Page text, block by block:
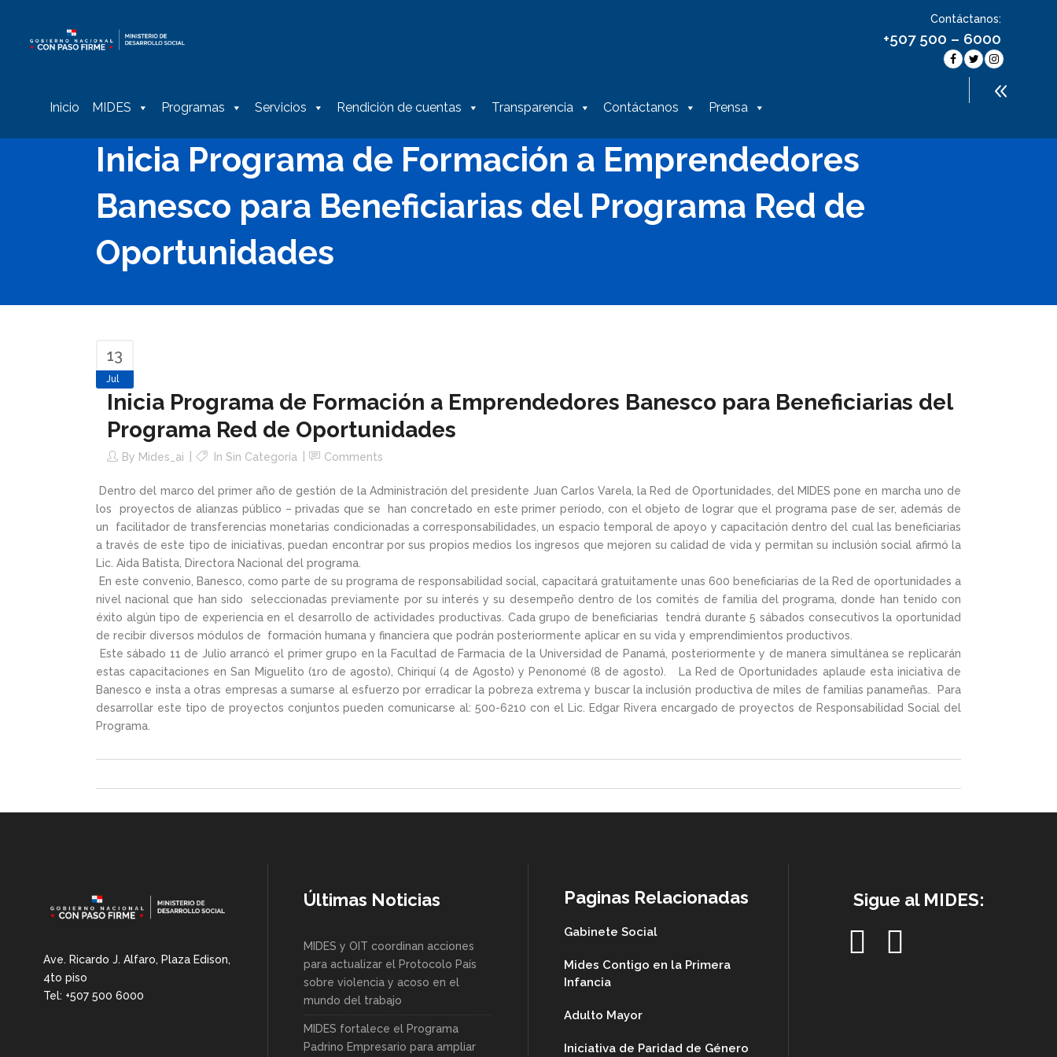
Contáctanos:
+507 500 – 6000
Inicio MIDES Programas Servicios Rendición de cuentas Transparencia Contáctanos Prensa
Inicia Programa de Formación a Emprendedores
Banesco para Beneficiarias del Programa Red de
Oportunidades
13
Jul
Inicia Programa de Formación a Emprendedores Banesco para Beneficiarias del
Programa Red de Oportunidades
By Mides_ai In Sin Categoría Comments
Dentro del marco del primer año de gestión de la Administración del presidente Juan Carlos Varela, la Red de Oportunidades, del MIDES pone en marcha uno de
los proyectos de alianzas público – privadas que se han concretado en este primer período, con el objeto de lograr que el programa pase de ser, además de
un facilitador de transferencias monetarias condicionadas a corresponsabilidades, un espacio temporal de apoyo y capacitación dentro del cual las beneficiarias
a través de este tipo de iniciativas, puedan encontrar por sus propios medios los ingresos que mejoren su calidad de vida y permitan su inclusión social afirmó la
Lic. Aida Batista, Directora Nacional del programa.
En este convenio, Banesco, como parte de su programa de responsabilidad social, capacitará gratuitamente unas 600 beneficiarias de la Red de oportunidades a
nivel nacional que han sido seleccionadas previamente por su interés y su desempeño dentro de los comités de familia del programa, donde han tenido con
éxito algún tipo de experiencia en el desarrollo de actividades productivas. Cada grupo de beneficiarias tendrá durante 5 sábados consecutivos la oportunidad
de recibir diversos módulos de formación humana y financiera que podrán posteriormente aplicar en su vida y emprendimientos productivos.
Este sábado 11 de Julio arrancó el primer grupo en la Facultad de Farmacia de la Universidad de Panamá, posteriormente y de manera simultánea se replicarán
estas capacitaciones en San Miguelito (1ro de agosto), Chiriquí (4 de Agosto) y Penonomé (8 de agosto). La Red de Oportunidades aplaude esta iniciativa de
Banesco e insta a otras empresas a sumarse al esfuerzo por erradicar la pobreza extrema y buscar la inclusión productiva de miles de familias panameñas. Para
desarrollar este tipo de proyectos conjuntos pueden comunicarse al: 500-6210 con el Lic. Edgar Rivera encargado de proyectos de Responsabilidad Social del
Programa.
Ave. Ricardo J. Alfaro, Plaza Edison,
4to piso
Tel: +507 500 6000
Últimas Noticias
MIDES y OIT coordinan acciones
para actualizar el Protocolo País
sobre violencia y acoso en el
mundo del trabajo
MIDES fortalece el Programa
Padrino Empresario para ampliar
Paginas Relacionadas
Gabinete Social
Mides Contigo en la Primera
Infancia
Adulto Mayor
Iniciativa de Paridad de Género
Sigue al MIDES: